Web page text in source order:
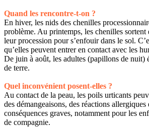
Quand les rencontre-t-on ?
En hiver, les nids des chenilles
problème. Au printemps, les chenilles sortent
leur procession pour s’enfouir dans le sol.
qu’elles peuvent entrer en contact avec les
De juin à août, les adultes (papillons de nuit)
de terre.
Quel inconvénient posent-elles ?
Au contact de la peau, les poils urticants
des démangeaisons, des réactions allergiques
conséquences graves, notamment pour les
de compagnie.